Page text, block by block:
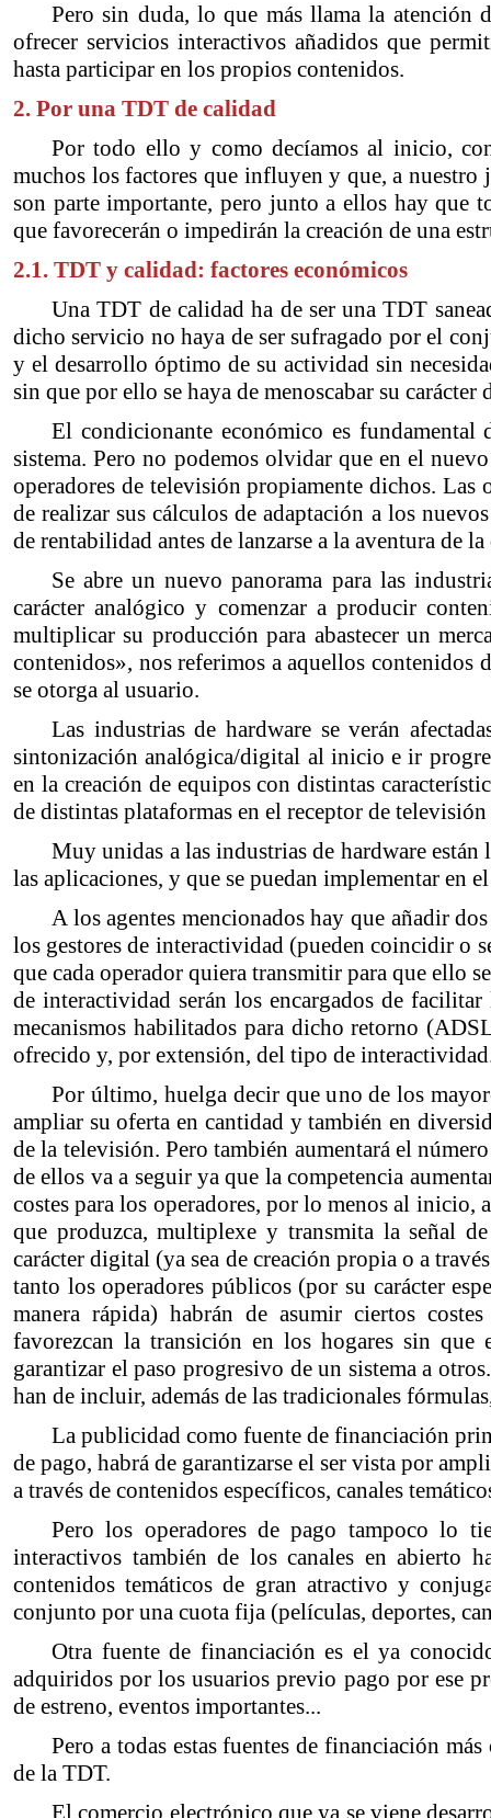
Pero sin duda, lo que más llama la atención
ofrecer servicios interactivos añadidos que
hasta participar en los propios contenidos.
2. Por una TDT de calidad
Por todo ello y como decíamos al inicio,
muchos los factores que influyen y que, a nuestro
son parte importante, pero junto a ellos hay que
que favorecerán o impedirán la creación de una
2.1. TDT y calidad: factores económicos
Una TDT de calidad ha de ser una TDT
dicho servicio no haya de ser sufragado por el
y el desarrollo óptimo de su actividad sin
sin que por ello se haya de menoscabar su
El condicionante económico es
sistema. Pero no podemos olvidar que en el
operadores de televisión propiamente dichos. Las
de realizar sus cálculos de adaptación a los
de rentabilidad antes de lanzarse a la aventura de
Se abre un nuevo panorama para las
carácter analógico y comenzar a producir
multiplicar su producción para abastecer un
contenidos», nos referimos a aquellos contenidos
se otorga al usuario.
Las industrias de hardware se verán
sintonización analógica/digital al inicio e ir
en la creación de equipos con distintas
de distintas plataformas en el receptor de
Muy unidas a las industrias de hardware están
las aplicaciones, y que se puedan implementar en
A los agentes mencionados hay que añadir
los gestores de interactividad (pueden coincidir o
que cada operador quiera transmitir para que ello
de interactividad serán los encargados de
mecanismos habilitados para dicho retorno
ofrecido y, por extensión, del tipo de
Por último, huelga decir que uno de los
ampliar su oferta en cantidad y también en
de la televisión. Pero también aumentará el
de ellos va a seguir ya que la competencia
costes para los operadores, por lo menos al inicio,
que produzca, multiplexe y transmita la señal
carácter digital (ya sea de creación propia o a
tanto los operadores públicos (por su carácter
manera rápida) habrán de asumir ciertos
favorezcan la transición en los hogares sin que
garantizar el paso progresivo de un sistema a
han de incluir, además de las tradicionales
La publicidad como fuente de financiación
de pago, habrá de garantizarse el ser vista por
a través de contenidos específicos, canales
Pero los operadores de pago tampoco lo
interactivos también de los canales en abierto
contenidos temáticos de gran atractivo y
conjunto por una cuota fija (películas, deportes,
Otra fuente de financiación es el ya
adquiridos por los usuarios previo pago por ese
de estreno, eventos importantes...
Pero a todas estas fuentes de financiación
de la TDT.
El comercio electrónico que ya se viene